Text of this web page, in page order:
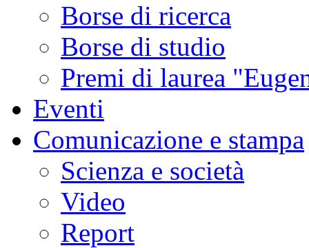
Borse di ricerca
Borse di studio
Premi di laurea
Eventi
Comunicazione e stampa
Scienza e società
Video
Report